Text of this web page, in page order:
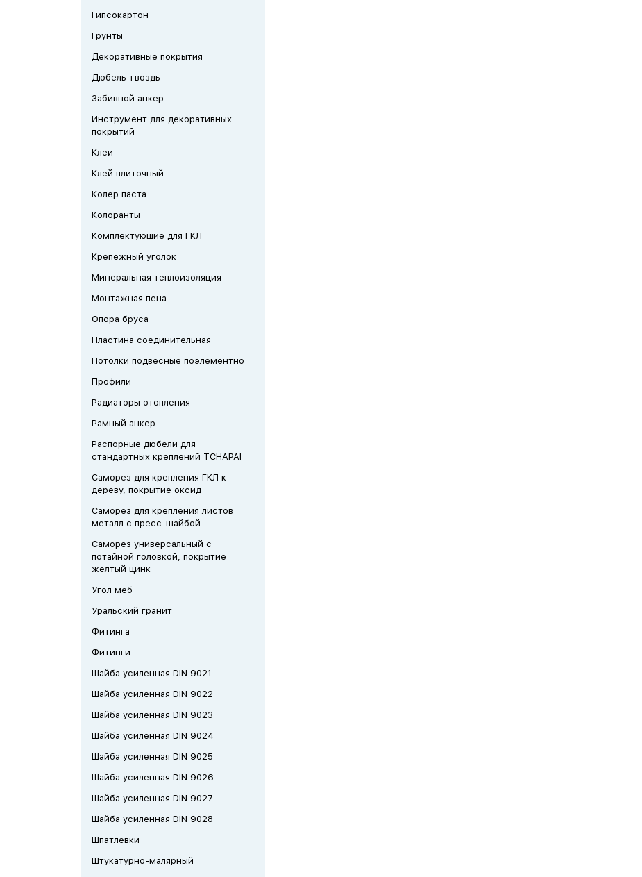
Гипсокартон
Грунты
Декоративные покрытия
Дюбель-гвоздь
Забивной анкер
Инструмент для декоративных
покрытий
Клеи
Клей плиточный
Колер паста
Колоранты
Комплектующие для ГКЛ
Крепежный уголок
Минеральная теплоизоляция
Монтажная пена
Опора бруса
Пластина соединительная
Потолки подвесные поэлементно
Профили
Радиаторы отопления
Рамный анкер
Распорные дюбели для
стандартных креплений TCHAPAI
Саморез для крепления ГКЛ к
дереву, покрытие оксид
Саморез для крепления листов
металл с пресс-шайбой
Саморез универсальный с
потайной головкой, покрытие
желтый цинк
Угол меб
Уральский гранит
Фитинга
Фитинги
Шайба усиленная DIN 9021
Шайба усиленная DIN 9022
Шайба усиленная DIN 9023
Шайба усиленная DIN 9024
Шайба усиленная DIN 9025
Шайба усиленная DIN 9026
Шайба усиленная DIN 9027
Шайба усиленная DIN 9028
Шпатлевки
Штукатурно-малярный